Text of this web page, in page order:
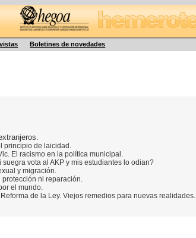
Boletines de novedades
principio de laicidad.
El racismo en la política municipal.
suegra vota al AKP y mis estudiantes lo odian?
y migración.
protección ni reparación.
el mundo.
de la Ley. Viejos remedios para nuevas realidades.